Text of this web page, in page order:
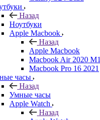
Назад
Ноутбуки
Apple Macbook
Назад
Apple Macbook
Macbook Air 2020 M1
Macbook Pro 16 2021
часы
Назад
Умные часы
Apple Watch
Назад